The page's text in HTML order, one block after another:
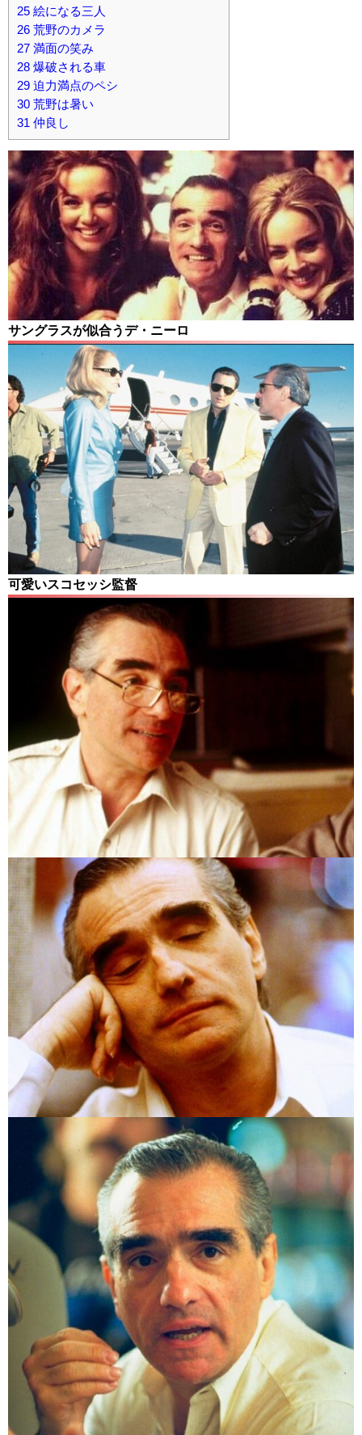
25 絵になる三人
26 荒野のカメラ
27 満面の笑み
28 爆破される車
29 迫力満点のペシ
30 荒野は暑い
31 仲良し
サングラスが似合うデ・ニーロ
可愛いスコセッシ監督